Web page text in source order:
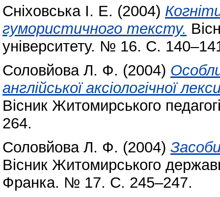
Сніховська І. Е. (2004)
гумористичного тексту.
університету. № 16. С.
Соловйова Л. Ф. (2004)
англійської аксіологічної
Вісник Житомирського
264.
Соловйова Л. Ф. (2004)
Вісник Житомирського
Франка. № 17. С. 245–247.